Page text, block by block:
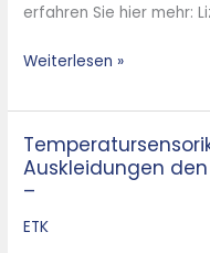
erfahren Sie hier mehr:
Weiterlesen »
Auskleidungen
–
ETK
Temperatursensorik
–
Feuerfeste
Auskleidungen